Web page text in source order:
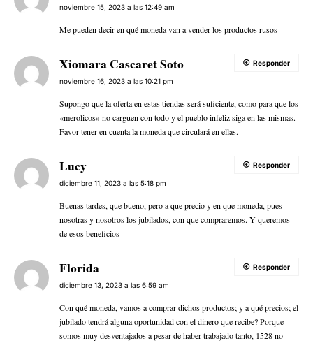
noviembre 15, 2023 a las 12:49 am
Me pueden decir en qué moneda van a vender los productos rusos
Xiomara Cascaret Soto
noviembre 16, 2023 a las 10:21 pm
Supongo que la oferta en estas tiendas será suficiente, como para que los
«merolicos» no carguen con todo y el pueblo infeliz siga en las mismas.
Favor tener en cuenta la moneda que circulará en ellas.
Responder
Lucy
diciembre 11, 2023 a las 5:18 pm
Buenas tardes, que bueno, pero a que precio y en que moneda, pues
nosotras y nosotros los jubilados, con que compraremos. Y queremos
de esos beneficios
Responder
Florida
diciembre 13, 2023 a las 6:59 am
Con qué moneda, vamos a comprar dichos productos; y a qué precios; el
jubilado tendrá alguna oportunidad con el dinero que recibe? Porque
somos muy desventajados a pesar de haber trabajado tanto, 1528 no
Responder